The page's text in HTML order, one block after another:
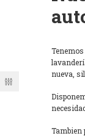
nueva,
Tambien